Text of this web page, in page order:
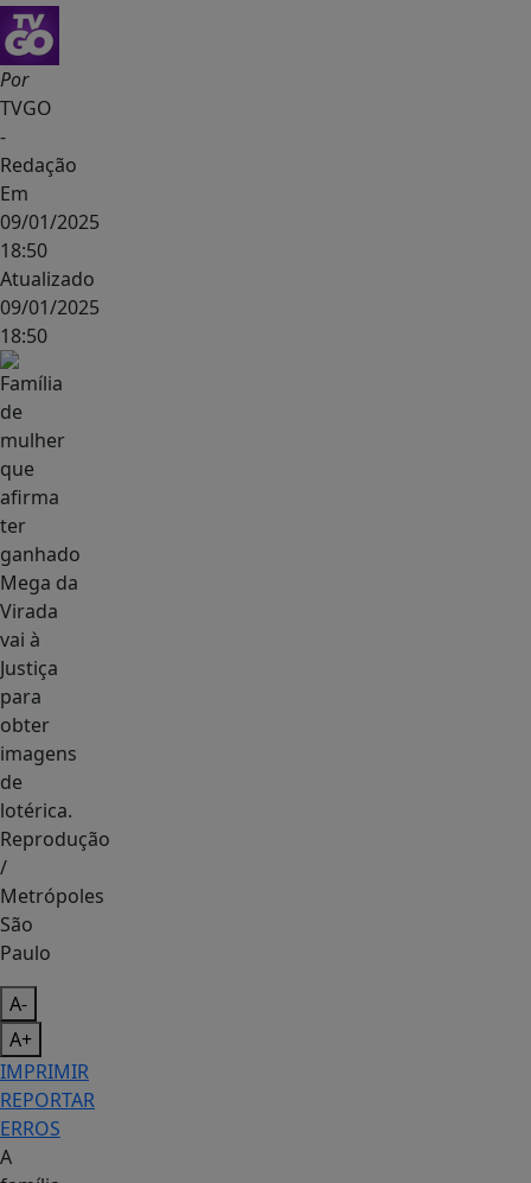
Por
TVGO
-
Redação
Em
09/01/2025
18:50
Atualizado
09/01/2025
18:50
Reprodução
/
Metrópoles
São
Paulo
A-
A+
IMPRIMIR
REPORTAR
ERROS
A